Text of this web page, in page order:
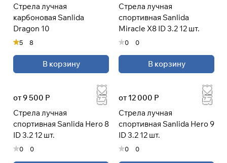
Стрела лучная
карбоновая Sanlida
Dragon 10
5 8
В корзину
Стрела лучная
спортивная Sanlida
Miracle X8 ID 3.2 12 шт.
0 0
В корзину
от 9 500 Р
Стрела лучная
спортивная Sanlida Hero 8
ID 3.2 12 шт.
0 0
от 12 000 Р
Стрела лучная
спортивная Sanlida Hero 9
ID 3.2 12 шт.
0 0
Получайте товар
выбранный способом
Оставшиеся
списыватьсяс вашей карты
каждые 2 недели
* При оплате черезПЛАЙТ
скидки по купонам не